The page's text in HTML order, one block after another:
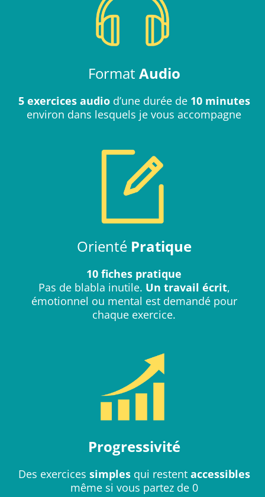
Format Audio
5 exercices audiod’une durée de 10 minutes
environ dans lesquels je vous accompagne
Orienté Pratique
10 fiches pratique
Pas de blabla inutile. Un travail écrit,
émotionnel ou mental est demandé pour
chaque exercice.
Progressivité
Des exercices simplesqui restent accessibles
même si vous partez de 0